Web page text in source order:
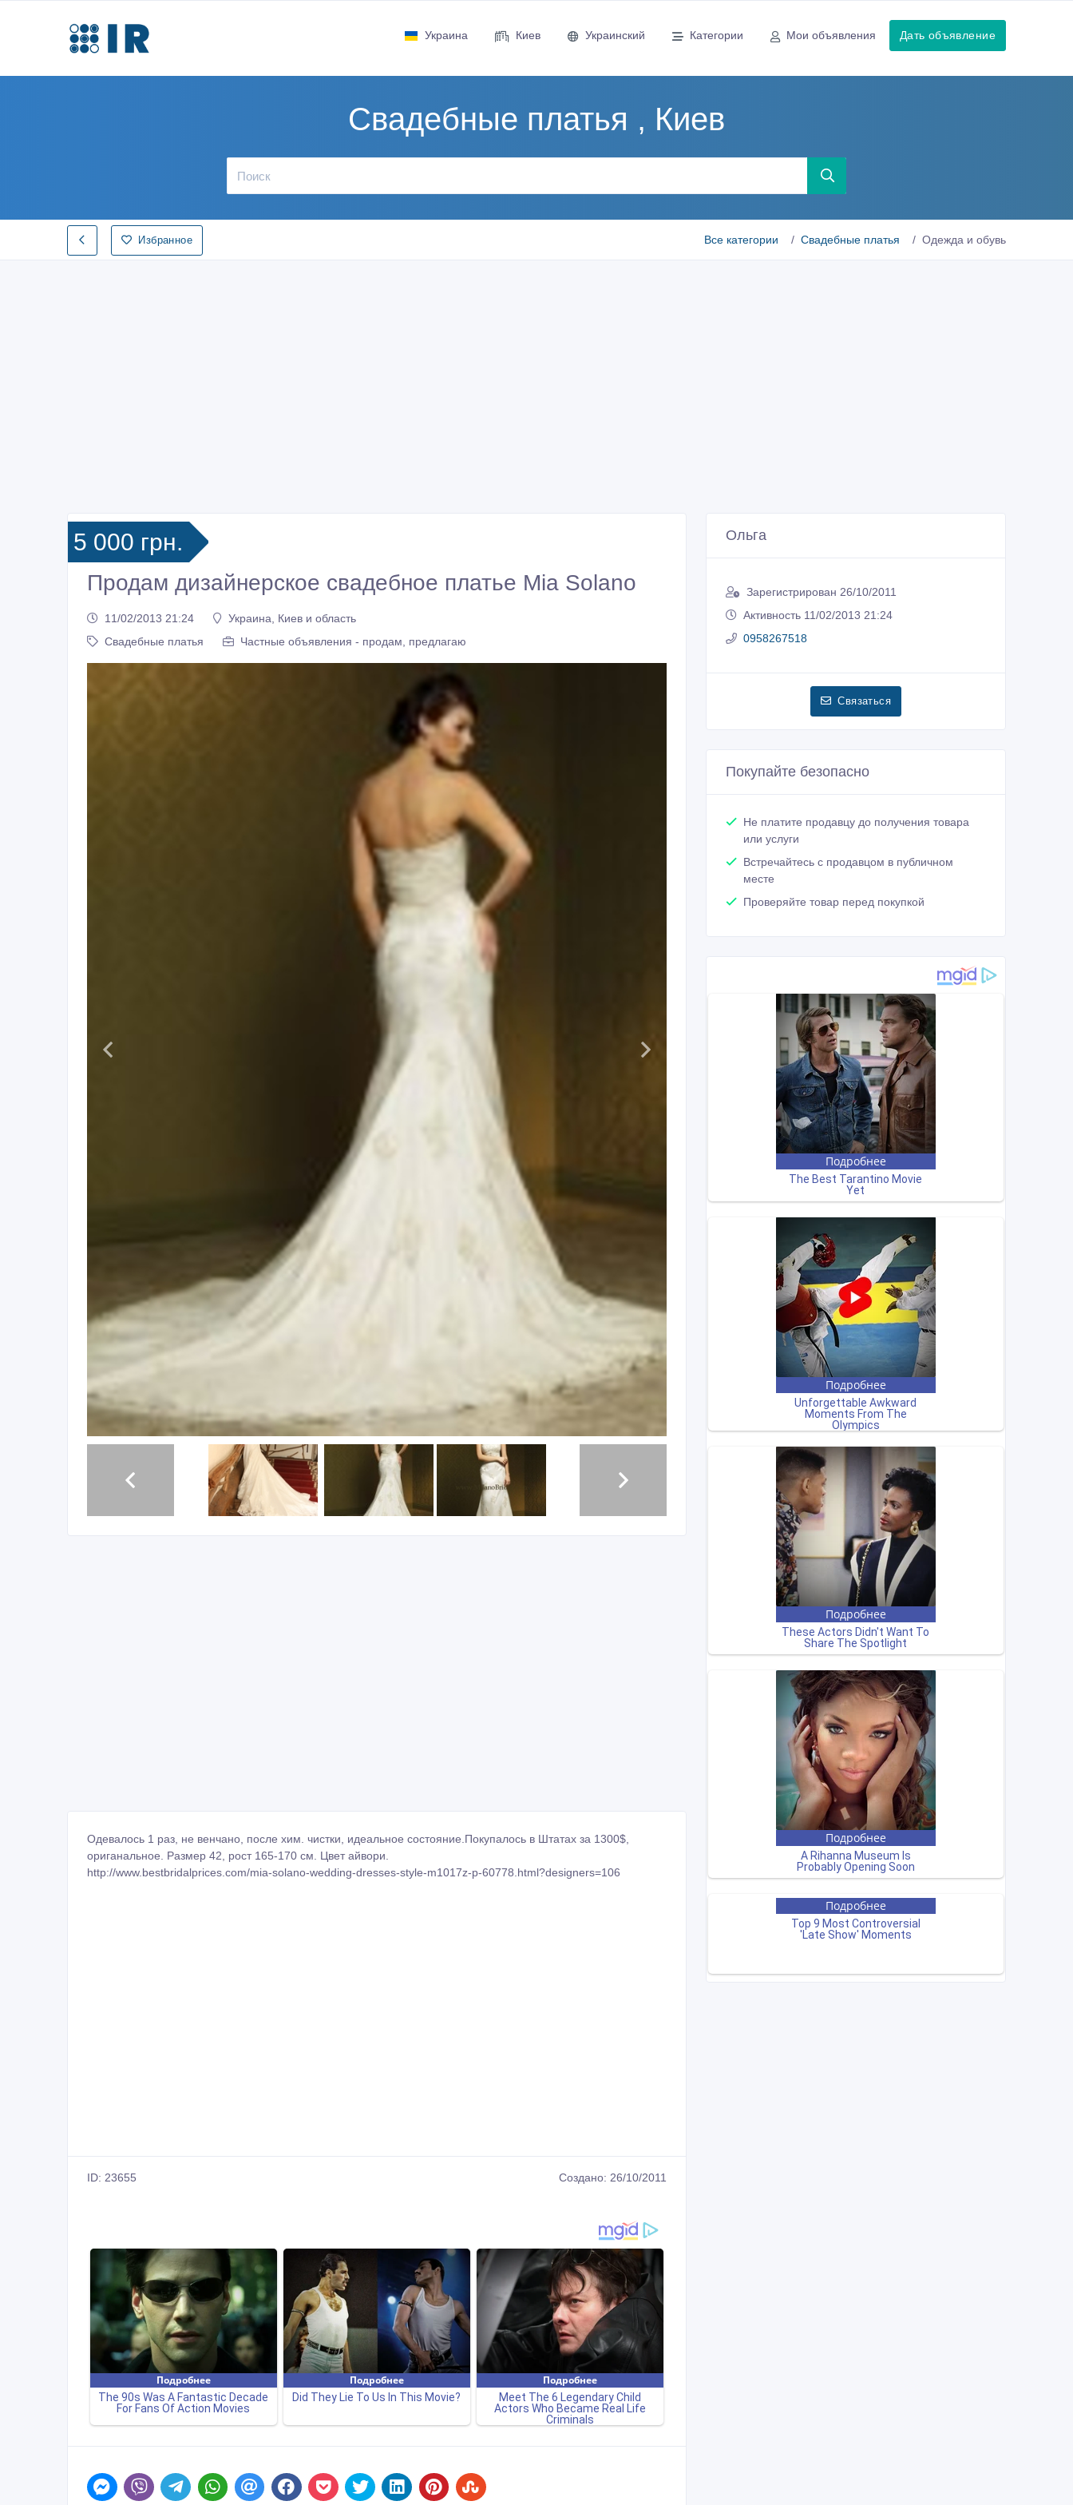
Украина Киев Украинский Категории Мои объявления Дать объявление
Свадебные платья , Киев
Избранное Все категории Свадебные платья Одежда и обувь
5 000 грн.
Продам дизайнерское свадебное платье Mia Solano
11/02/2013 21:24
Украина, Киев и область
Свадебные платья
Частные объявления - продам, предлагаю
Одевалось 1 раз, не венчано, после хим. чистки, идеальное состояние.Покупалось в Штатах за 1300$,
ориганальное. Размер 42, рост 165-170 см. Цвет айвори.
http://www.bestbridalprices.com/mia-solano-wedding-dresses-style-m1017z-p-60778.html?designers=106
ID: 23655 Создано: 26/10/2011
Ольга
Зарегистрирован 26/10/2011
Активность 11/02/2013 21:24
0958267518
Связаться
Покупайте безопасно
Не платите продавцу до получения товара
или услуги
Встречайтесь с продавцом в публичном
месте
Проверяйте товар перед покупкой